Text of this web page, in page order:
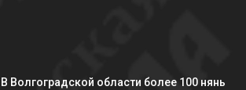
В Волгоградской области более 100 нянь